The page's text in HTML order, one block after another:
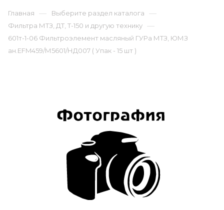
Главная — Выберите раздел каталога —
Фильтра МТЗ, ДТ, Т-150 и другую технику —
601т-1-06 Фильтроэлемент масляный ГУРа МТЗ, ЮМЗ
ан.EFM459/М5601/НД007 ( Упак - 15 шт )